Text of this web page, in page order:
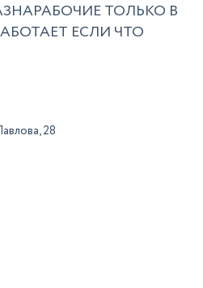
ТОЛЬКО В
ЕСЛИ ЧТО
28